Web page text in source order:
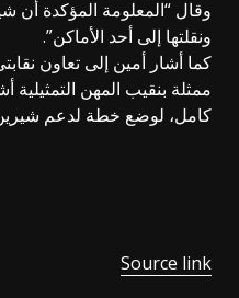
وقال “المعلومة المؤكدة أن
ونقلتها إلى أحد الأماكن”.
كما أشار أمين إلى تعاون
ممثلة بنقيب المهن التمثيلية
كامل، لوضع خطة لدعم شيرين
Source link